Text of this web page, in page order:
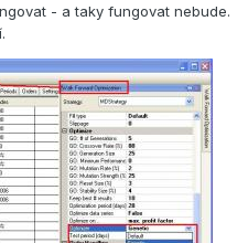
- a taky fungovat nebude.